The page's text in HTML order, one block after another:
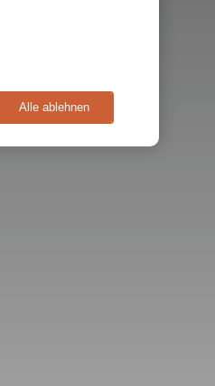
Alle ablehnen